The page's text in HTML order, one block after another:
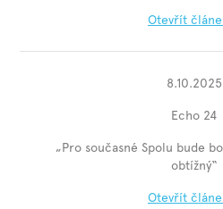
Otevřít
8.10.2025
Echo 24
„Pro současné Spolu bude
obtížný“
Otevřít